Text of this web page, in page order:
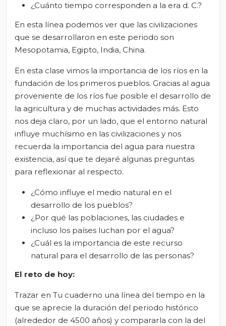
¿Cuánto tiempo corresponden a la era d. C.?
En esta línea podemos ver que las civilizaciones
que se desarrollaron en este periodo son
Mesopotamia, Egipto, India, China.
En esta clase vimos la importancia de los ríos en la
fundación de los primeros pueblos. Gracias al agua
proveniente de los ríos fue posible el desarrollo de
la agricultura y de muchas actividades más. Esto
nos deja claro, por un lado, que el entorno natural
influye muchísimo en las civilizaciones y nos
recuerda la importancia del agua para nuestra
existencia, así que te dejaré algunas preguntas
para reflexionar al respecto.
¿Cómo influye el medio natural en el
desarrollo de los pueblos?
¿Por qué las poblaciones, las ciudades e
incluso los países luchan por el agua?
¿Cuál es la importancia de este recurso
natural para el desarrollo de las personas?
El reto de hoy:
Trazar en Tu cuaderno una línea del tiempo en la
que se aprecie la duración del periodo histórico
(alrededor de 4500 años) y compararla con la del